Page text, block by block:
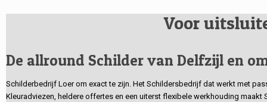
Voor
De allround Schilder van Delfzijl en
Schilderbedrijf Loer om exact te zijn. Het Schildersbedrijf dat werkt met
Kleuradviezen, heldere offertes en een uiterst flexibele werkhouding